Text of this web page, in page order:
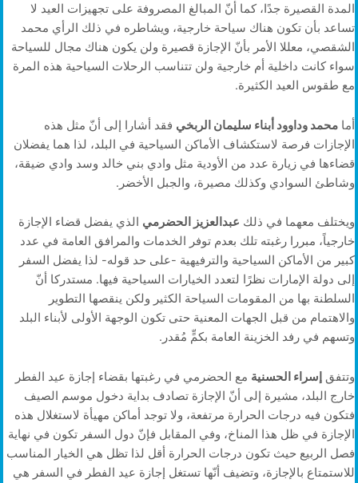
المدة القصيرة جدًا، كما أنّ المبالغ المصروفة على تجهيزات العيد لا
تساعد بأن تكون هناك سياحة خارجية، ويشاطره في ذلك الرأي محمد
الشقصي، معللا الأمر بأنّ الإجازة قصيرة ولن يكون هناك مجال للسياحة
سواء كانت داخلية أم خارجية ولن تتناسب الرحلات السياحية هذه المرة
مع طقوس العيد الكثيرة.
أما محمد وداوود أبناء سليمان الربخي فقد أشارا إلى أنّ مثل هذه
الإجازات فرصة لاستكشاف الأماكن السياحية في البلد، لذا هما يفضلان
قضاءها في زيارة عدد من الأودية مثل وادي بني خالد وسد وادي ضيقة،
وشاطئ السوادي وكذلك مصيرة، والجبل الأخضر.
ويختلف معهما في ذلك عبدالعزيز الحضرمي الذي يفضل قضاء الإجازة
خارجياً، مبررا رغبته تلك بعدم توفر الخدمات والمرافق العامة في عدد
كبير من الأماكن السياحية والترفيهية -على حد قوله- لذا يفضل السفر
إلى دولة الإمارات نظرًا لتعدد الخيارات السياحية فيها. مستدركا أنّ
السلطنة بها من المقومات السياحة الكثير ولكن ينقصها التطوير
والاهتمام من قبل الجهات المعنية حتى تكون الوجهة الأولى لأبناء البلد
وتسهم في رفد الخزينة العامة بكمٍّ مُقدر.
وتتفق إسراء الحسنية مع الحضرمي في رغبتها بقضاء إجازة عيد الفطر
خارج البلد، مشيرة إلى أنّ الإجازة تصادف بداية دخول موسم الصيف
فتكون فيه درجات الحرارة مرتفعة، ولا توجد أماكن مهيأة لاستغلال هذه
الإجازة في ظل هذا المناخ، وفي المقابل فإنّ دول السفر تكون في نهاية
فصل الربيع حيث تكون درجات الحرارة أقل لذا تظل هي الخيار المناسب
للاستمتاع بالإجازة، وتضيف أنّها تستغل إجازة عيد الفطر في السفر هي